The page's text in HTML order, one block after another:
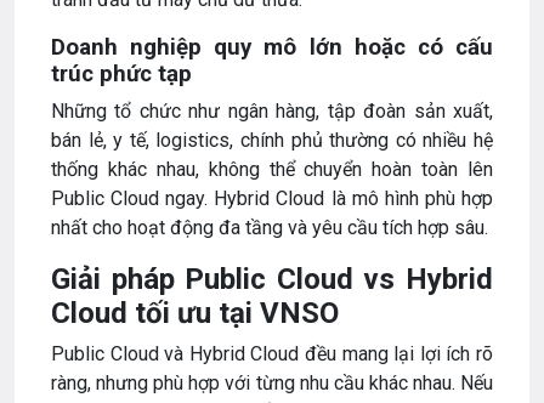
Doanh nghiệp quy mô lớn hoặc có cấu
trúc phức tạp
Những tổ chức như ngân hàng, tập đoàn sản xuất,
bán lẻ, y tế, logistics, chính phủ thường có nhiều hệ
thống khác nhau, không thể chuyển hoàn toàn lên
Public Cloud ngay. Hybrid Cloud là mô hình phù hợp
nhất cho hoạt động đa tầng và yêu cầu tích hợp sâu.
Giải pháp Public Cloud vs Hybrid
Cloud tối ưu tại VNSO
Public Cloud và Hybrid Cloud đều mang lại lợi ích rõ
ràng, nhưng phù hợp với từng nhu cầu khác nhau. Nếu